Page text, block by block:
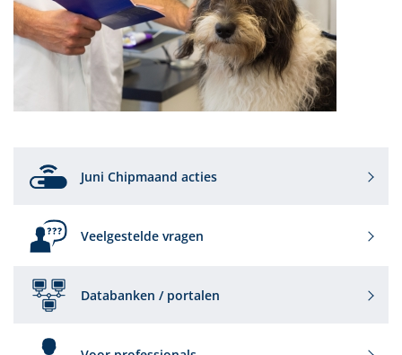
Juni Chipmaand acties
Veelgestelde vragen
Databanken / portalen